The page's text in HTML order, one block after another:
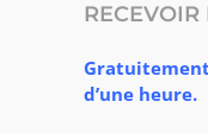
RECEVOIR
d’une heure.